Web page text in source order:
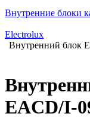
Внутренние блоки
Electrolux
Внутренний блок
EACD/I-